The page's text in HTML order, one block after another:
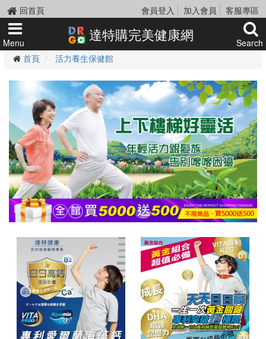
回首頁 會員登入 加入會員 客服專區
Menu 達特購完美健康網
Search
首頁
活力養生保健館